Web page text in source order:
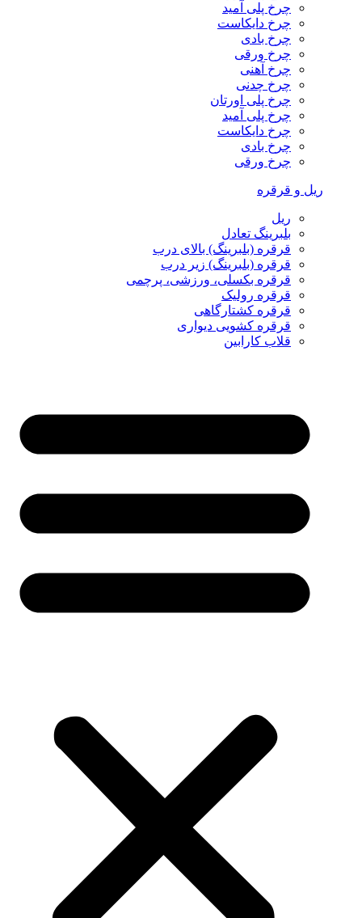
چرخ پلی آمید
چرخ دایکاست
چرخ بادی
چرخ ورقی
چرخ آهنی
چرخ چدنی
چرخ پلی اورتان
چرخ پلی آمید
چرخ دایکاست
چرخ بادی
چرخ ورقی
ریل و قرقره
ریل
بلبرینگ تعادل
قرقره (بلبرینگ) بالای درب
قرقره (بلبرینگ) زیر درب
قرقره بکسلی، ورزشی، پرچمی
قرقره رولیک
قرقره کشتارگاهی
قرقره کشویی دیواری
قلاب کارابین